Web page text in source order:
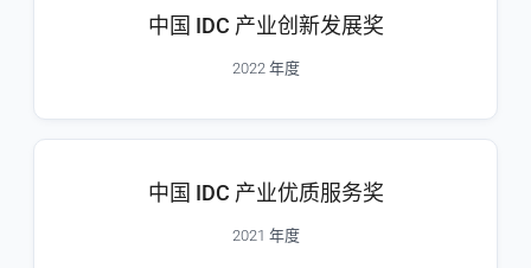
中国 IDC 产业创新发展奖
2022 年度
中国 IDC 产业优质服务奖
2021 年度